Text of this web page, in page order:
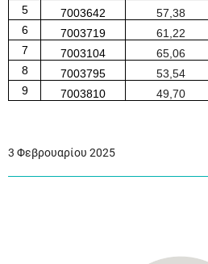
5
7003642 57 38
6
7003719 61 22
7
7003104 65 06
8
7003795 53 54
9
7003810 49 70
3 Φεβρουαρίου 2025